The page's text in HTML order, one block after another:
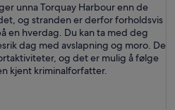
unna Torquay Harbour enn de
og stranden er derfor forholdsvis
en hverdag. Du kan ta med deg
dag med avslapning og moro. De
og det er mulig å følge
kjent kriminalforfatter.